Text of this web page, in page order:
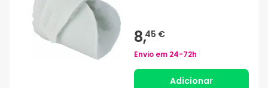
8,45 €
Envio em 24-72h
Adicionar